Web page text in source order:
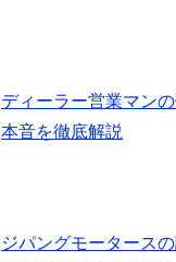
ディーラー営業マン
本音を徹底解説
ジパングモータース